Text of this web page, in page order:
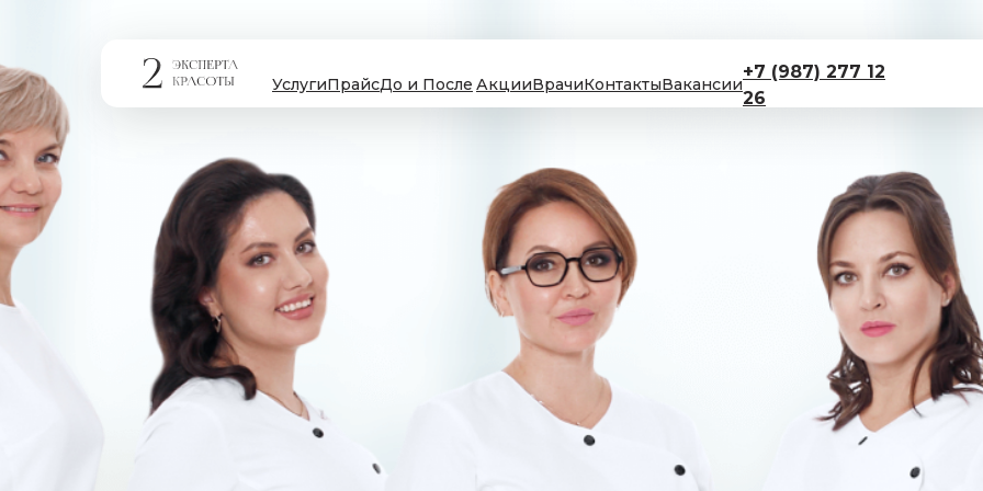
УслугиПрайсДо и После АкцииВрачиКонтактыВакансии
+7 (987) 277 12
26